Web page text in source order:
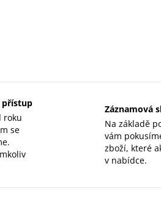
přístup
roku
se
Záznamová
Na základě
vám
zboží, které
v nabídce.